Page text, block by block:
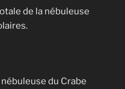
de la nébuleuse
du Crabe